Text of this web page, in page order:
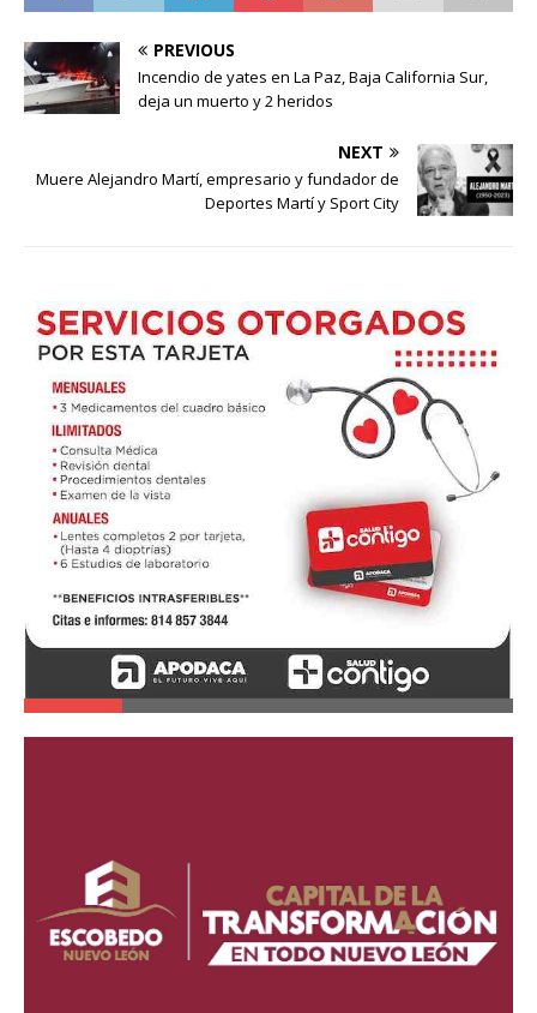
PREVIOUS
Incendio de yates en La Paz, Baja California Sur,
deja un muerto y 2 heridos
NEXT
Muere Alejandro Martí, empresario y fundador de
Deportes Martí y Sport City